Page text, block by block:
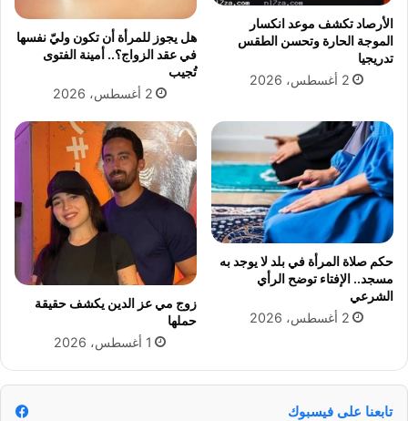
C
،
أ
ض
ه
،
ع
ل
ا
ج
ه
و
ا
ل
و
ت
ع
ل
ي
الأرصاد تكشف موعد انكسار
الموجة الحارة وتحسن الطقس
تدريجيا
2 أغسطس، 2026
هل يجوز للمرأة أن تكون وليّ نفسها
في عقد الزواج؟.. أمينة الفتوى
تُجيب
2 أغسطس، 2026
حكم صلاة المرأة في بلد لا يوجد به
مسجد.. الإفتاء توضح الرأي
الشرعي
2 أغسطس، 2026
زوج مي عز الدين يكشف حقيقة
حملها
1 أغسطس، 2026
تابعنا على فيسبوك